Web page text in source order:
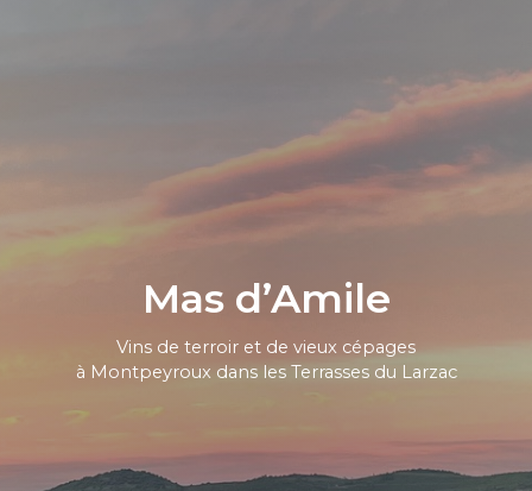
Mas d’Amile
Vins de terroir et de vieux cépages
à Montpeyroux dans les Terrasses du Larzac